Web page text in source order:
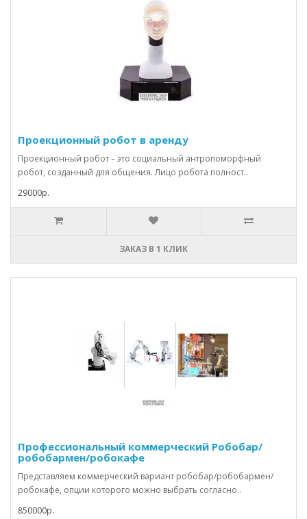
Проекционный робот в аренду
Проекционный робот – это социальный антропоморфный
робот, созданный для общения. Лицо робота полност..
29000р.
ЗАКАЗ В 1 КЛИК
Профессиональный коммерческий Робобар/
робобармен/робокафе
Представляем коммерческий вариант робобар/робобармен/
робокафе, опции которого можно выбрать согласно..
850000р.